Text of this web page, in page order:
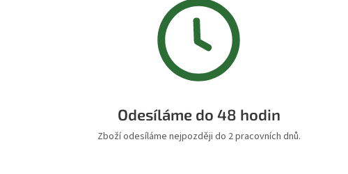
Odesíláme do 48 hodin
Zboží odesíláme nejpozději do 2 pracovních dnů.